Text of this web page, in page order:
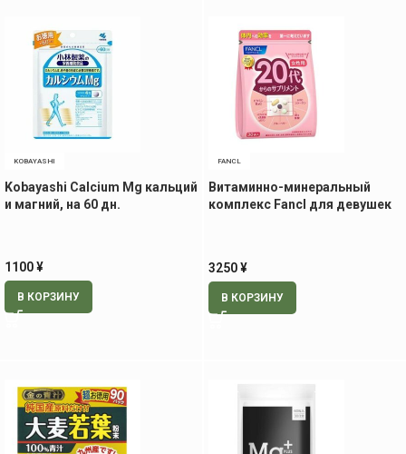
KOBAYASHI
Kobayashi Calcium Mg кальций
и магний, на 60 дн.
1100¥
В КОРЗИНУ
FANCL
Витаминно-минеральный
комплекс Fancl для девушек
3250¥
В КОРЗИНУ